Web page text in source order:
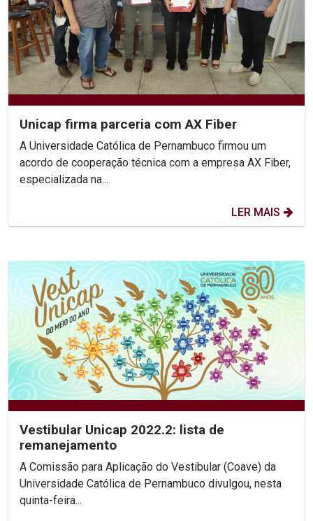
Unicap firma parceria com AX Fiber
A Universidade Católica de Pernambuco firmou um
acordo de cooperação técnica com a empresa AX Fiber,
especializada na...
LER MAIS
Vestibular Unicap 2022.2: lista de
remanejamento
A Comissão para Aplicação do Vestibular (Coave) da
Universidade Católica de Pernambuco divulgou, nesta
quinta-feira...